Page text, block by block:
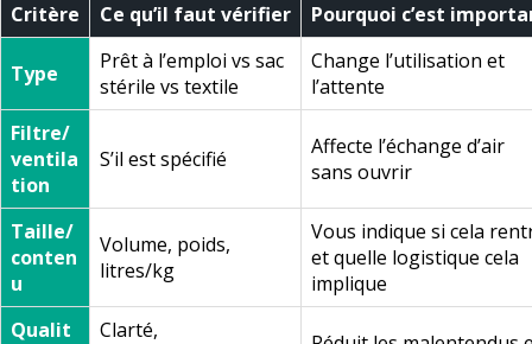
Critère Ce qu’il faut vérifier Pourquoi c’est
Type
Prêt à l’emploi vs sac
stérile vs textile
Change l’utilisation et
l’attente
Filtre/
ventila
tion
S’il est spécifié
Affecte l’échange d’air
sans ouvrir
Taille/
conten
u
Volume, poids,
litres/kg
Vous indique si cela
et quelle logistique cela
implique
Qualit
Clarté,